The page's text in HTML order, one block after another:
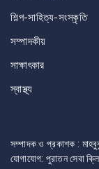
শিল্প-সাহিত্য-সংস্কৃতি
সম্পাদকীয়
সাক্ষাৎকার
স্বাস্থ্য
সম্পাদক ও প্রকাশক :
যোগাযোগ: পুরাতন সেবা